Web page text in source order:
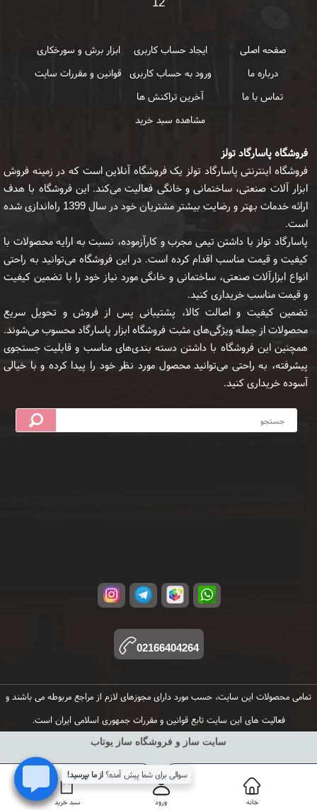
خانه ورود سبد خرید
صفحه اصلی
درباره ما
تماس با ما
ایجاد حساب کاربری
ورود به حساب کاربری
آخرین تراکنش ها
مشاهده سبد خرید
ابزار برش و سورخکاری
قوانین و مقررات سایت
فروشگاه پاسارگاد تولز
فروشگاه اینترنتی پاسارگاد تولز یک فروشگاه آنلاین است که در زمینه فروش
ابزار آلات صنعتی، ساختمانی و خانگی فعالیت می‌کند. این فروشگاه با هدف
ارائه خدمات بهتر و رضایت بیشتر مشتریان خود در سال 1399 راه‌اندازی شده
است.
پاسارگاد تولز با داشتن تیمی مجرب و کارآزموده، نسبت به ارایه محصولات با
کیفیت و قیمت مناسب اقدام کرده است. در این فروشگاه می‌توانید به راحتی
انواع ابزارآلات صنعتی، ساختمانی و خانگی مورد نیاز خود را با تضمین کیفیت
و قیمت مناسب خریداری کنید.
تضمین کیفیت و اصالت کالا، پشتیبانی پس از فروش و تحویل سریع
محصولات از جمله ویژگی‌های مثبت فروشگاه ابزار پاسارگاد محسوب می‌شوند.
همچنین این فروشگاه با داشتن دسته بندی‌های مناسب و قابلیت جستجوی
پیشرفته، به راحتی می‌توانید محصول مورد نظر خود را پیدا کرده و با خیالی
آسوده خریداری کنید.
02166404264
تمامی محصولات این سایت، حسب مورد دارای مجوزهای لازم از مراجع مربوطه می باشند و
فعالیت های این سایت تابع قوانین و مقررات جمهوری اسلامی ایران است.
سایت ساز و فروشگاه ساز یوتاب
سوالی برای شما پیش آمده؟ از ما بپرسید!